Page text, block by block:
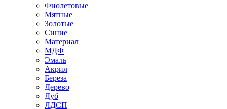
Фиолетовые
Мятные
Золотые
Синие
Материал
МДФ
Эмаль
Акрил
Береза
Дерево
Дуб
ЛДСП